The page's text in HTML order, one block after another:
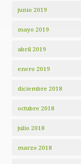
junio 2019
mayo 2019
abril 2019
enero 2019
diciembre 2018
octubre 2018
julio 2018
marzo 2018